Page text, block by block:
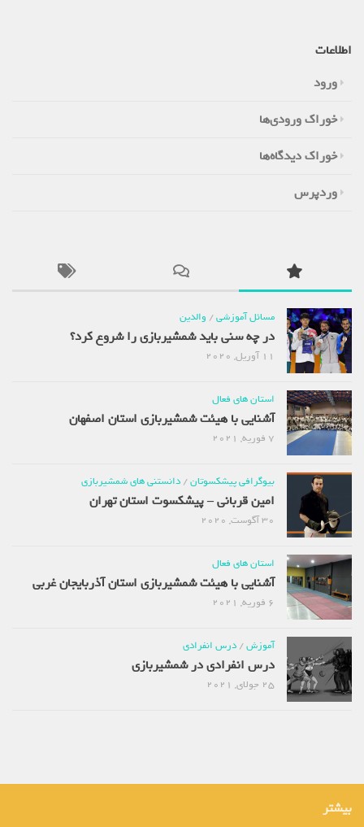
اطلاعات
ورود
خوراک ورودی‌ها
خوراک دیدگاه‌ها
وردپرس
مسائل آموزشی/والدین
در چه سنی باید شمشیربازی را شروع کرد؟
استان های فعال
آشنایی با هیئت شمشیربازی استان اصفهان
بیوگرافی پیشکسوتان/دانستنی های شمشیربازی
امین قربانی – پیشکسوت استان تهران
استان های فعال
آشنایی با هیئت شمشیربازی استان آذربایجان غربی
آموزش/درس انفرادی
درس انفرادی در شمشیربازی
بیشتر